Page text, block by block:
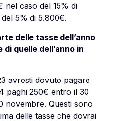
nel caso del 15% di
5% di 5.800€.
delle tasse dell’anno
quelle dell’anno in
avresti dovuto pagare
paghi 250€ entro il 30
novembre. Questi sono
delle tasse che dovrai